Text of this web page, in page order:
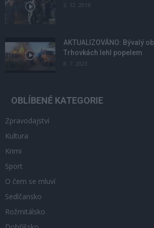
2. 12. 2016
AKTUALIZOVÁNO: Bývalý
Trhovkách lehl popelem
8. 7. 2023
OBLÍBENÉ KATEGORIE
Zpravodajství
Kultura
Krimi
Sport
O čem se mluví
Sedlčansko
Rožmitálsko